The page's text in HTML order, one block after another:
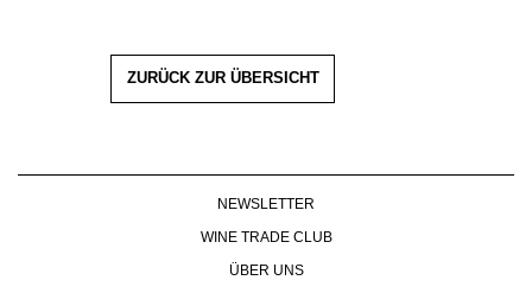
ZURÜCK ZUR ÜBERSICHT
NEWSLETTER
WINE TRADE CLUB
ÜBER UNS